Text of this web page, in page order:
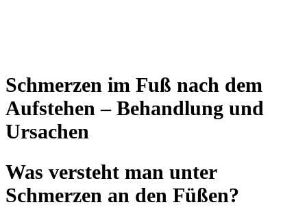
Schmerzen im Fuß nach dem
Aufstehen – Behandlung und
Ursachen
Was versteht man unter
Schmerzen an den Füßen?